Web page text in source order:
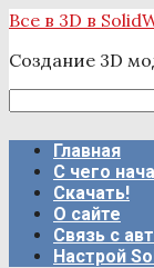
Перейти
контенту
Все в 3D в
Создание 3D
Главная
С чего
Скачать!
О сайте
Связь с
Настрой